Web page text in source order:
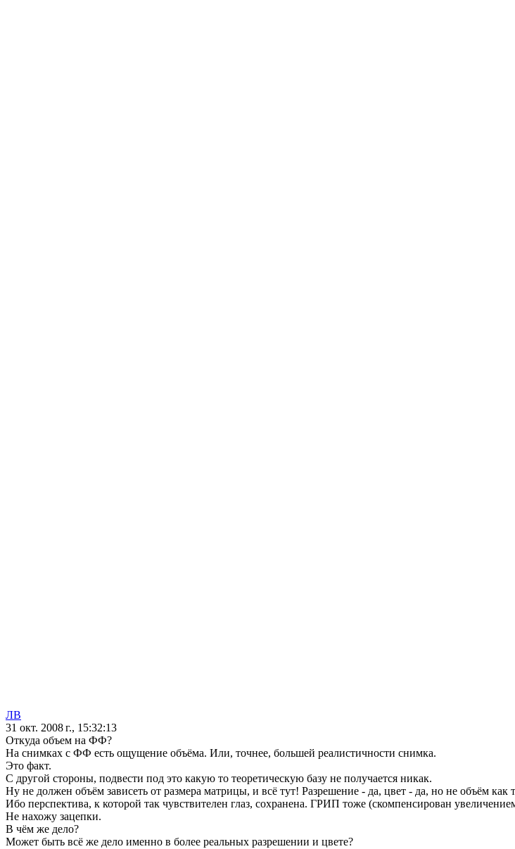
ЛВ
31 окт. 2008 г., 15:32:13
Откуда объем на ФФ?
На снимках с ФФ есть ощущение объёма. Или, точнее, большей реалистичности снимка.
Это факт.
С другой стороны, подвести под это какую то теоретическую базу не получается никак.
Ну не должен объём зависеть от размера матрицы, и всё тут! Разрешение - да, цвет - да, но не объём как
Ибо перспектива, к которой так чувствителен глаз, сохранена. ГРИП тоже (скомпенсирован
Не нахожу зацепки.
В чём же дело?
Может быть всё же дело именно в более реальных разрешении и цвете?